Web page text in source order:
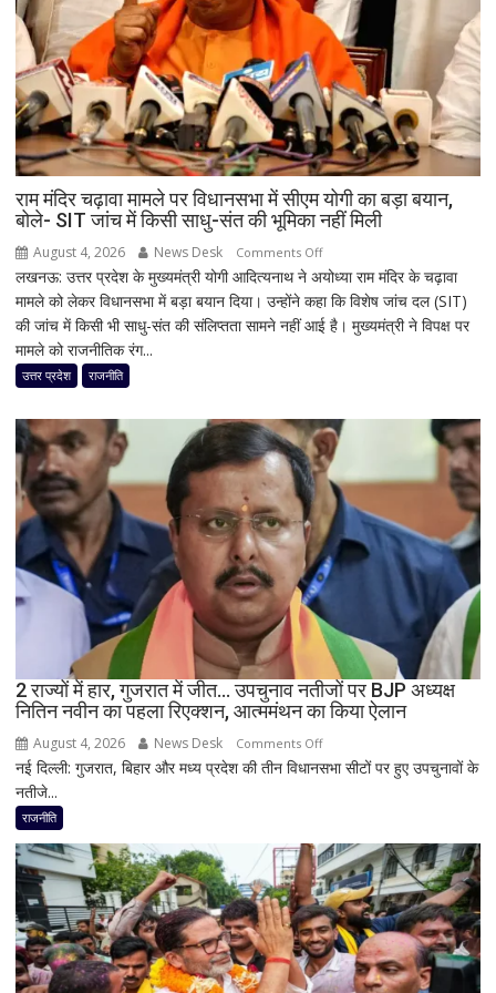
तक
आज
मूसलाधार
बारिश,
जानिए
दिल्ली
समेत
देशभर
का
राम मंदिर चढ़ावा मामले पर विधानसभा में सीएम योगी का बड़ा बयान,
बोले- SIT जांच में किसी साधु-संत की भूमिका नहीं मिली
August 4, 2026 News Desk Comments Offon
राम
मंदिर
चढ़ावा
में
सीएम
योगी
का
बड़ा
बयान,
बोले-
SIT
जांच
में
किसी
साधु-
संत
की
भूमिका
लखनऊ: उत्तर प्रदेश के मुख्यमंत्री योगी आदित्यनाथ ने अयोध्या राम मंदिर के चढ़ावा
मामले को लेकर विधानसभा में बड़ा बयान दिया। उन्होंने कहा कि विशेष जांच दल (SIT)
की जांच में किसी भी साधु-संत की संलिप्तता सामने नहीं आई है। मुख्यमंत्री ने विपक्ष पर
मामले को राजनीतिक रंग...
उत्तर प्रदेश राजनीति
2 राज्यों में हार, गुजरात में जीत… उपचुनाव नतीजों पर BJP अध्यक्ष
नितिन नवीन का पहला रिएक्शन, आत्ममंथन का किया ऐलान
August 4, 2026 News Desk Comments Offon
2
हार,
गुजरात
में
जीत…
उपचुनाव
नतीजों
पर
नई दिल्ली: गुजरात, बिहार और मध्य प्रदेश की तीन विधानसभा सीटों पर हुए उपचुनावों के
नतीजे...
राजनीति